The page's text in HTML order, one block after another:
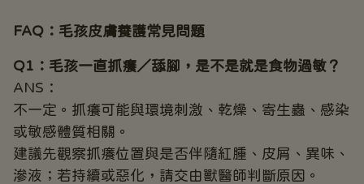
FAQ：毛孩皮膚養護常見問題
Q1：毛孩一直抓癢／舔腳，是不是就是食物過敏？
ANS：
不一定。抓癢可能與環境刺激、乾燥、寄生蟲、感染
或敏感體質相關。
建議先觀察抓癢位置與是否伴隨紅腫、皮屑、異味、
滲液；若持續或惡化，請交由獸醫師判斷原因。